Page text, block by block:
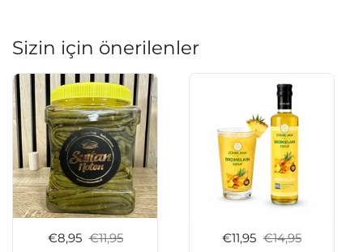
Sizin için önerilenler
Satış fiyatı:
€8,95 Normal fiyat:
€11,95 Satış fiyatı:
€11,95 Normal fiyat:
€14,95